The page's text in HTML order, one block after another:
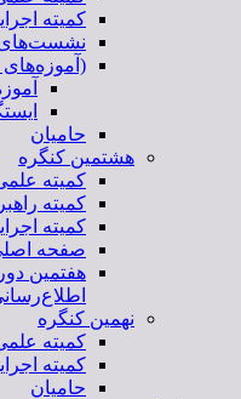
کمیته
حامیان
هشتمین کنگره
کمیته
کمیته
کمیته
صفحه
هفتمین
نهمین کنگره
کمیته
کمیته
حامیان